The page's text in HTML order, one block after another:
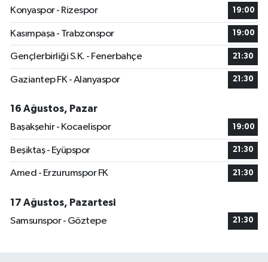
Konyaspor - Rizespor
19:00
Kasımpaşa - Trabzonspor 19:00
Gençlerbirliği S.K. - Fenerbahçe 21:30
Gaziantep FK - Alanyaspor 21:30
16 Ağustos, Pazar
Başakşehir - Kocaelispor
19:00
Beşiktaş - Eyüpspor 21:30
Amed - Erzurumspor FK 21:30
17 Ağustos, Pazartesi
Samsunspor - Göztepe
21:30